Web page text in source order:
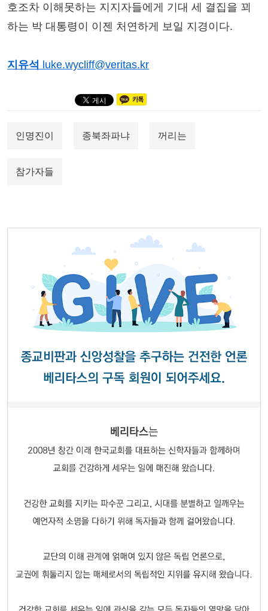
호조차 이해못하는 지지자들에게 기대 세 결집을 꾀
하는 박 대통령이 이젠 처연하게 보일 지경이다.
지유석 luke.wycliff@veritas.kr
인명진이 종북좌파냐 꺼리는
참가자들